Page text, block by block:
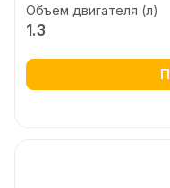
Объем двигателя (л)
1.3